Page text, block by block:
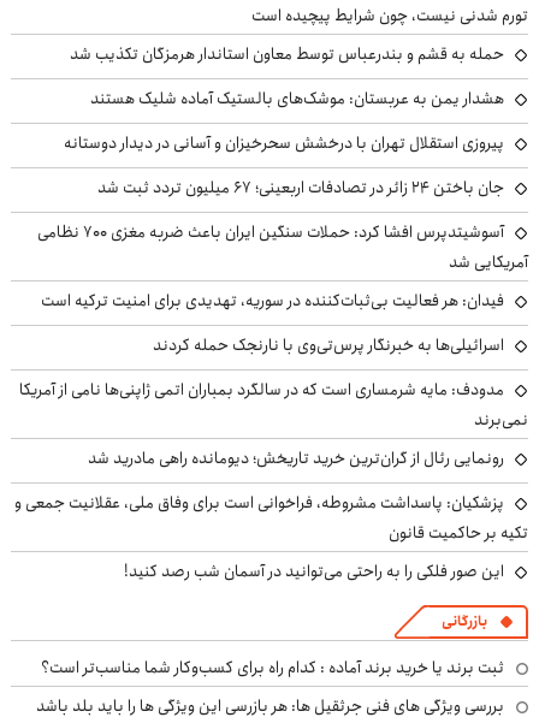
تورم شدنی نیست، چون شرایط پیچیده است
حمله به قشم و بندرعباس توسط معاون استاندار هرمزگان تکذیب شد
هشدار یمن به عربستان: موشک‌های بالستیک آماده شلیک هستند
پیروزی استقلال تهران با درخشش سحرخیزان و آسانی در دیدار دوستانه
جان باختن ۲۴ زائر در تصادفات اربعینی؛ ۶۷ میلیون تردد ثبت شد
آسوشیتدپرس افشا کرد: حملات سنگین ایران باعث ضربه مغزی ۷۰۰ نظامی
آمریکایی شد
فیدان: هر فعالیت بی‌ثبات‌کننده در سوریه، تهدیدی برای امنیت ترکیه است
اسرائیلی‌ها به خبرنگار پرس‌تی‌وی با نارنجک حمله کردند
مدودف: مایه شرمساری است که در سالگرد بمباران اتمی ژاپنی‌ها نامی از آمریکا
نمی‌برند
رونمایی رئال از گران‌ترین خرید تاریخش؛ دیومانده راهی مادرید شد
پزشکیان: پاسداشت مشروطه، فراخوانی است برای وفاق ملی، عقلانیت جمعی و
تکیه بر حاکمیت قانون
این صور فلکی را به راحتی می‌توانید در آسمان شب رصد کنید!
بازرگانی
ثبت برند یا خرید برند آماده : کدام راه برای کسب‌وکار شما مناسب‌تر است؟
بررسی ویژگی های فنی جرثقیل ها: هر بازرسی این ویژگی ها را باید بلد باشد